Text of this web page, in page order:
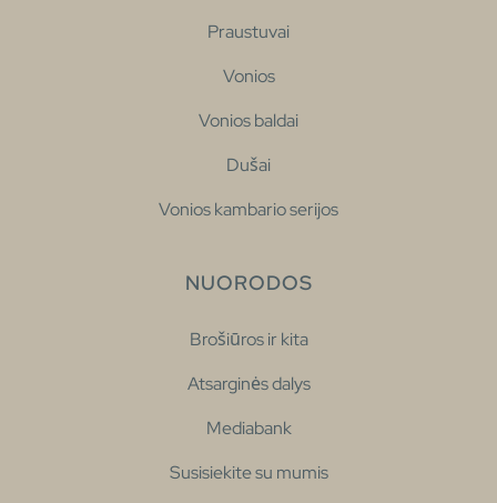
Praustuvai
Vonios
Vonios baldai
Dušai
Vonios kambario serijos
NUORODOS
Brošiūros ir kita
Atsarginės dalys
Mediabank
Susisiekite su mumis